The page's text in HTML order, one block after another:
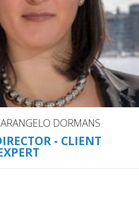
DORMANS
- CLIENT